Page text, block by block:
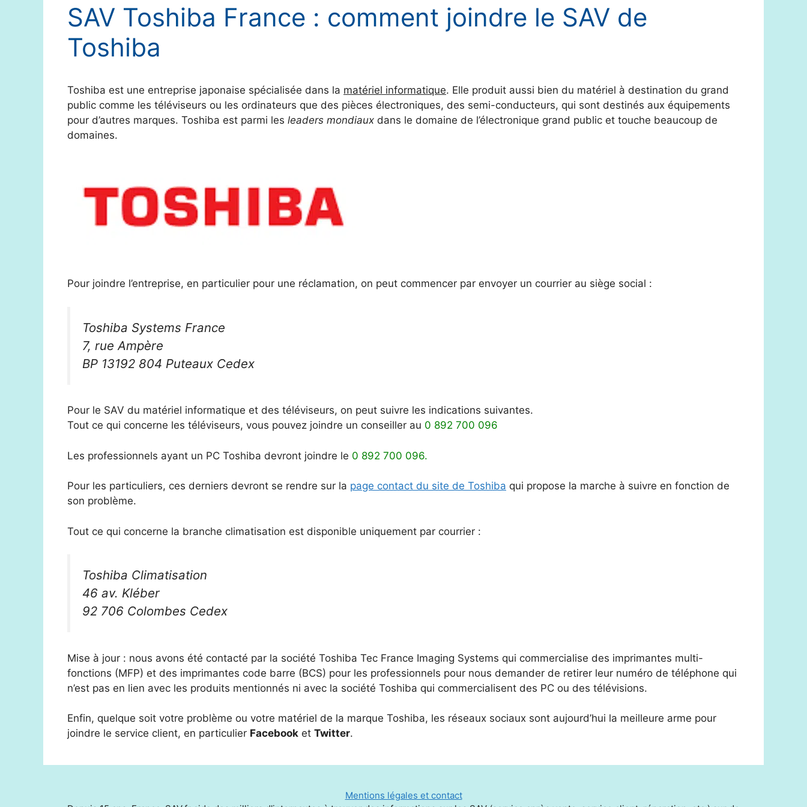
SAV Toshiba France : comment joindre le SAV de
Toshiba
Toshiba est une entreprise japonaise spécialisée dans la matériel informatique. Elle produit aussi bien du matériel à destination du grand
public comme les téléviseurs ou les ordinateurs que des pièces électroniques, des semi-conducteurs, qui sont destinés aux équipements
pour d’autres marques. Toshiba est parmi les leaders mondiaux dans le domaine de l’électronique grand public et touche beaucoup de
domaines.
Pour joindre l’entreprise, en particulier pour une réclamation, on peut commencer par envoyer un courrier au siège social :
Toshiba Systems France
7, rue Ampère
BP 13192 804 Puteaux Cedex
Pour le SAV du matériel informatique et des téléviseurs, on peut suivre les indications suivantes.
Tout ce qui concerne les téléviseurs, vous pouvez joindre un conseiller au 0 892 700 096
Les professionnels ayant un PC Toshiba devront joindre le 0 892 700 096.
Pour les particuliers, ces derniers devront se rendre sur la page contact du site de Toshiba qui propose la marche à suivre en fonction de
son problème.
Tout ce qui concerne la branche climatisation est disponible uniquement par courrier :
Toshiba Climatisation
46 av. Kléber
92 706 Colombes Cedex
Mise à jour : nous avons été contacté par la société Toshiba Tec France Imaging Systems qui commercialise des imprimantes multi-
fonctions (MFP) et des imprimantes code barre (BCS) pour les professionnels pour nous demander de retirer leur numéro de téléphone qui
n’est pas en lien avec les produits mentionnés ni avec la société Toshiba qui commercialisent des PC ou des télévisions.
Enfin, quelque soit votre problème ou votre matériel de la marque Toshiba, les réseaux sociaux sont aujourd’hui la meilleure arme pour
joindre le service client, en particulier Facebook et Twitter.
Mentions légales et contact